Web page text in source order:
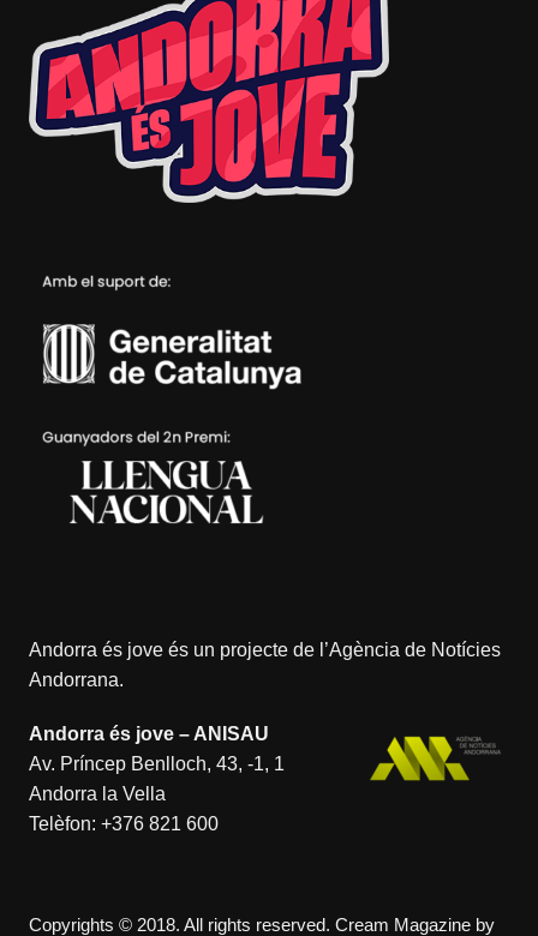
Andorra és jove és un projecte de l’Agència de Notícies
Andorrana.
Andorra és jove – ANISAU
Av. Príncep Benlloch, 43, -1, 1
Andorra la Vella
Telèfon: +376 821 600
Copyrights © 2018. All rights reserved. Cream Magazine by